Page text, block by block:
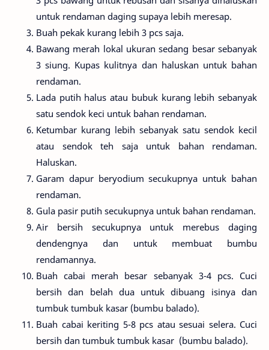
untuk rendaman daging supaya lebih meresap.
Buah pekak kurang lebih 3 pcs saja.
Bawang merah lokal ukuran sedang besar sebanyak
3 siung. Kupas kulitnya dan haluskan untuk bahan
rendaman.
Lada putih halus atau bubuk kurang lebih sebanyak
satu sendok keci untuk bahan rendaman.
Ketumbar kurang lebih sebanyak satu sendok kecil
atau sendok teh saja untuk bahan rendaman.
Haluskan.
Garam dapur beryodium secukupnya untuk bahan
rendaman.
Gula pasir putih secukupnya untuk bahan rendaman.
Air bersih secukupnya untuk merebus daging
dendengnya dan untuk membuat bumbu
rendamannya.
Buah cabai merah besar sebanyak 3-4 pcs. Cuci
bersih dan belah dua untuk dibuang isinya dan
tumbuk tumbuk kasar (bumbu balado).
Buah cabai keriting 5-8 pcs atau sesuai selera. Cuci
bersih dan tumbuk tumbuk kasar (bumbu balado).